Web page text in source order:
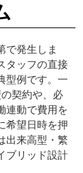
で発生しま
タッフの直接
型例です。一
契約や、必
連動で費用を
希望日時を押
出来高型・繁
ブリッド設計